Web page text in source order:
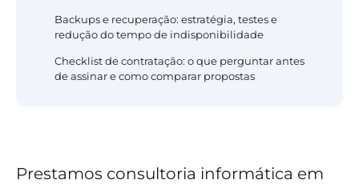
Backups e recuperação: estratégia, testes e
redução do tempo de indisponibilidade
Checklist de contratação: o que perguntar antes
de assinar e como comparar propostas
Prestamos consultoria informática em